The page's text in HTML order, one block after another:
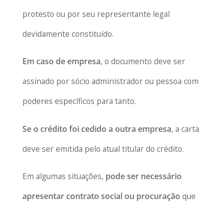
protesto ou por seu representante legal
devidamente constituído.
Em caso de empresa, o documento deve ser
assinado por sócio administrador ou pessoa com
poderes específicos para tanto.
Se o crédito foi cedido a outra empresa, a carta
deve ser emitida pelo atual titular do crédito.
Em algumas situações, pode ser necessário
apresentar contrato social ou procuração que